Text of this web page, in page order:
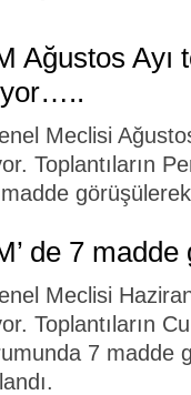
Ağustos Ayı
Meclisi
Toplantıların
de 7
Meclisi
Toplantıların
7 madde